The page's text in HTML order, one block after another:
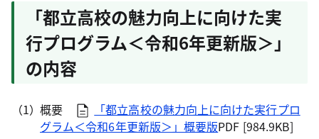
「都立高校の魅力向上に向けた実
行プログラム＜令和6年更新版＞」
の内容
概要
「都立高校の魅力向上に向けた実行プロ
グラム＜令和6年更新版＞」概要版PDF [984.9KB]